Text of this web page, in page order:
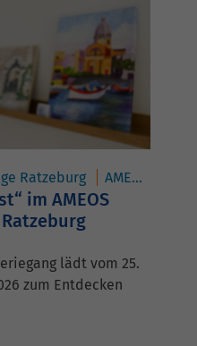
Ratzeburg AMEOS Reha Klinikum Ratzeburg
im AMEOS
lädt vom 25.
zum Entdecken